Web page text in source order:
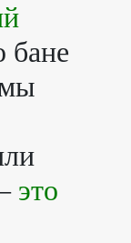
бане
это